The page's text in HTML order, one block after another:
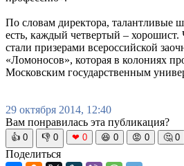
По словам директора, талантливые
есть, каждый четвертый –
стали призерами всероссийской
«Ломоносов», которая в колониях
Московским государственным
29 октября 2014, 12:40
Вам понравилась эта публикация?
👍 0 👎 0 ❤ 0 😆 0 😡 0 🤔 0
Поделиться